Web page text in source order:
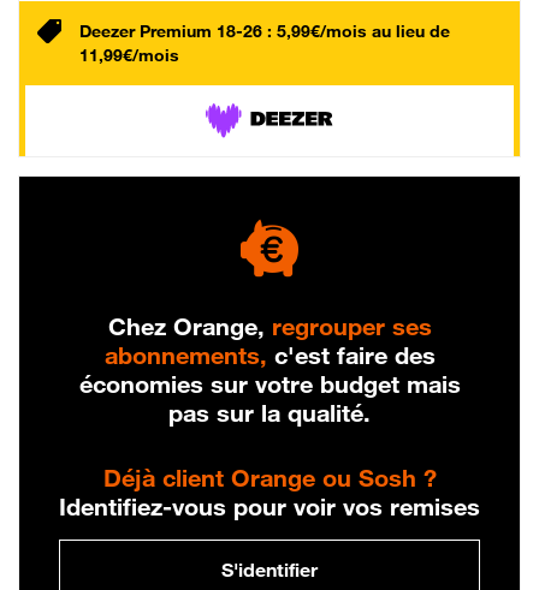
Deezer Premium 18-26 : 5,99€/mois au lieu de
11,99€/mois
Chez Orange, regrouper ses
abonnements, c'est faire des
économies sur votre budget mais
pas sur la qualité.
Déjà client Orange ou Sosh ?
Identifiez-vous pour voir vos remises
S'identifier